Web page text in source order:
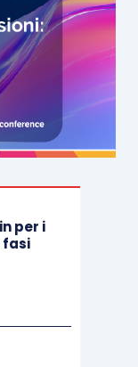
per i
fasi